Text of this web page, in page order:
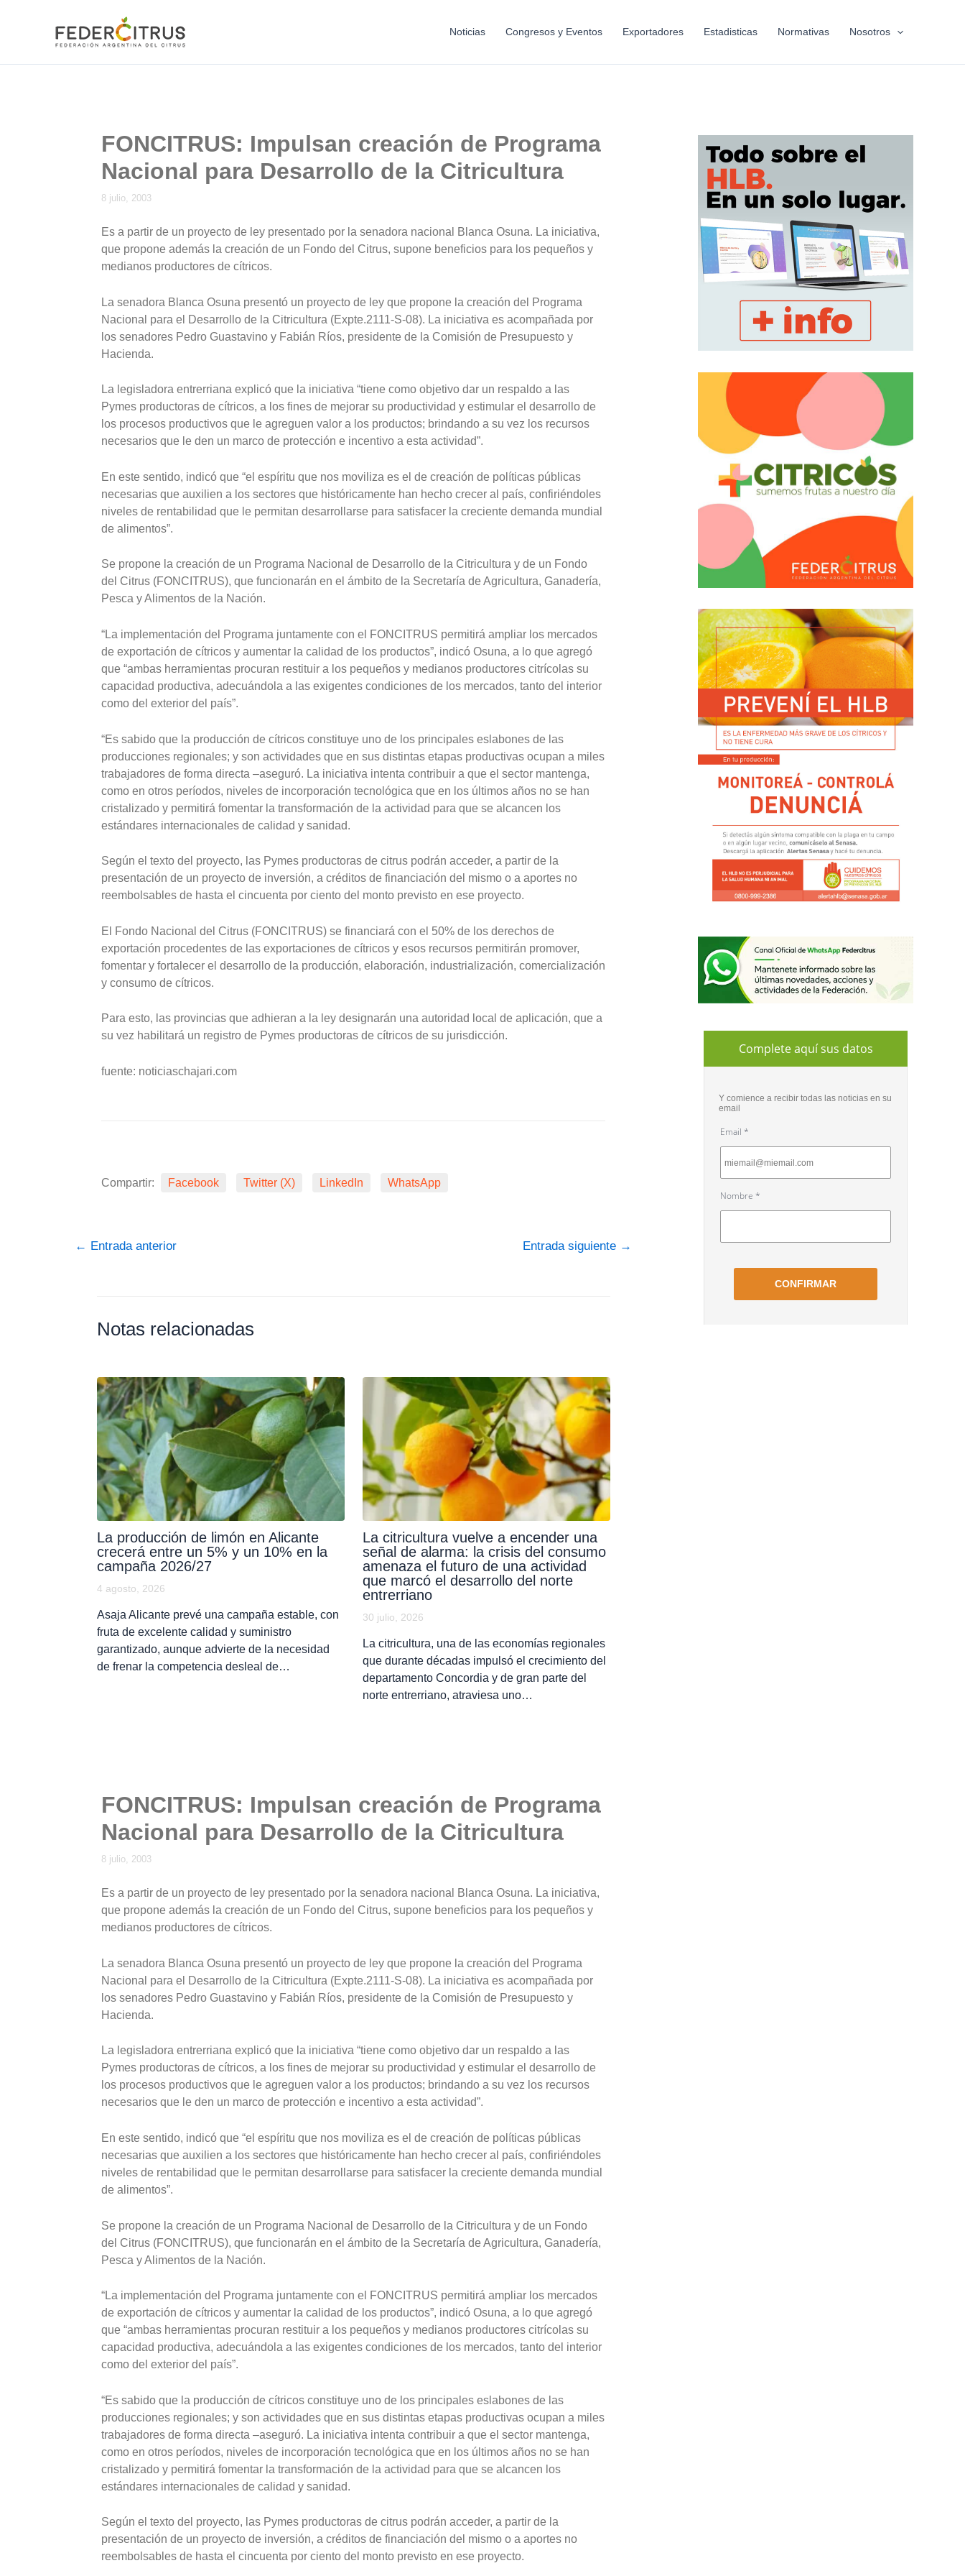
Noticias Congresos y Eventos Exportadores Estadisticas Normativas Nosotros
FONCITRUS: Impulsan creación de Programa
Nacional para Desarrollo de la Citricultura
8 julio, 2003
Es a partir de un proyecto de ley presentado por la senadora nacional Blanca Osuna. La iniciativa,
que propone además la creación de un Fondo del Citrus, supone beneficios para los pequeños y
medianos productores de cítricos.
La senadora Blanca Osuna presentó un proyecto de ley que propone la creación del Programa
Nacional para el Desarrollo de la Citricultura (Expte.2111-S-08). La iniciativa es acompañada por
los senadores Pedro Guastavino y Fabián Ríos, presidente de la Comisión de Presupuesto y
Hacienda.
La legisladora entrerriana explicó que la iniciativa “tiene como objetivo dar un respaldo a las
Pymes productoras de cítricos, a los fines de mejorar su productividad y estimular el desarrollo de
los procesos productivos que le agreguen valor a los productos; brindando a su vez los recursos
necesarios que le den un marco de protección e incentivo a esta actividad”.
En este sentido, indicó que “el espíritu que nos moviliza es el de creación de políticas públicas
necesarias que auxilien a los sectores que históricamente han hecho crecer al país, confiriéndoles
niveles de rentabilidad que le permitan desarrollarse para satisfacer la creciente demanda mundial
de alimentos”.
Se propone la creación de un Programa Nacional de Desarrollo de la Citricultura y de un Fondo
del Citrus (FONCITRUS), que funcionarán en el ámbito de la Secretaría de Agricultura, Ganadería,
Pesca y Alimentos de la Nación.
“La implementación del Programa juntamente con el FONCITRUS permitirá ampliar los mercados
de exportación de cítricos y aumentar la calidad de los productos”, indicó Osuna, a lo que agregó
que “ambas herramientas procuran restituir a los pequeños y medianos productores citrícolas su
capacidad productiva, adecuándola a las exigentes condiciones de los mercados, tanto del interior
como del exterior del país”.
“Es sabido que la producción de cítricos constituye uno de los principales eslabones de las
producciones regionales; y son actividades que en sus distintas etapas productivas ocupan a miles
trabajadores de forma directa –aseguró. La iniciativa intenta contribuir a que el sector mantenga,
como en otros períodos, niveles de incorporación tecnológica que en los últimos años no se han
cristalizado y permitirá fomentar la transformación de la actividad para que se alcancen los
estándares internacionales de calidad y sanidad.
Según el texto del proyecto, las Pymes productoras de citrus podrán acceder, a partir de la
presentación de un proyecto de inversión, a créditos de financiación del mismo o a aportes no
reembolsables de hasta el cincuenta por ciento del monto previsto en ese proyecto.
El Fondo Nacional del Citrus (FONCITRUS) se financiará con el 50% de los derechos de
exportación procedentes de las exportaciones de cítricos y esos recursos permitirán promover,
fomentar y fortalecer el desarrollo de la producción, elaboración, industrialización, comercialización
y consumo de cítricos.
Para esto, las provincias que adhieran a la ley designarán una autoridad local de aplicación, que a
su vez habilitará un registro de Pymes productoras de cítricos de su jurisdicción.
fuente: noticiaschajari.com
Compartir: Facebook Twitter (X) LinkedIn WhatsApp
← Entrada anterior Entrada siguiente →
Notas relacionadas
La producción de limón en Alicante
crecerá entre un 5% y un 10% en la
campaña 2026/27
4 agosto, 2026
Asaja Alicante prevé una campaña estable, con
fruta de excelente calidad y suministro
garantizado, aunque advierte de la necesidad
de frenar la competencia desleal de…
La citricultura vuelve a encender una
señal de alarma: la crisis del consumo
amenaza el futuro de una actividad
que marcó el desarrollo del norte
entrerriano
30 julio, 2026
La citricultura, una de las economías regionales
que durante décadas impulsó el crecimiento del
departamento Concordia y de gran parte del
norte entrerriano, atraviesa uno…
FONCITRUS: Impulsan creación de Programa
Nacional para Desarrollo de la Citricultura
8 julio, 2003
Es a partir de un proyecto de ley presentado por la senadora nacional Blanca Osuna. La iniciativa,
que propone además la creación de un Fondo del Citrus, supone beneficios para los pequeños y
medianos productores de cítricos.
La senadora Blanca Osuna presentó un proyecto de ley que propone la creación del Programa
Nacional para el Desarrollo de la Citricultura (Expte.2111-S-08). La iniciativa es acompañada por
los senadores Pedro Guastavino y Fabián Ríos, presidente de la Comisión de Presupuesto y
Hacienda.
La legisladora entrerriana explicó que la iniciativa “tiene como objetivo dar un respaldo a las
Pymes productoras de cítricos, a los fines de mejorar su productividad y estimular el desarrollo de
los procesos productivos que le agreguen valor a los productos; brindando a su vez los recursos
necesarios que le den un marco de protección e incentivo a esta actividad”.
En este sentido, indicó que “el espíritu que nos moviliza es el de creación de políticas públicas
necesarias que auxilien a los sectores que históricamente han hecho crecer al país, confiriéndoles
niveles de rentabilidad que le permitan desarrollarse para satisfacer la creciente demanda mundial
de alimentos”.
Se propone la creación de un Programa Nacional de Desarrollo de la Citricultura y de un Fondo
del Citrus (FONCITRUS), que funcionarán en el ámbito de la Secretaría de Agricultura, Ganadería,
Pesca y Alimentos de la Nación.
“La implementación del Programa juntamente con el FONCITRUS permitirá ampliar los mercados
de exportación de cítricos y aumentar la calidad de los productos”, indicó Osuna, a lo que agregó
que “ambas herramientas procuran restituir a los pequeños y medianos productores citrícolas su
capacidad productiva, adecuándola a las exigentes condiciones de los mercados, tanto del interior
como del exterior del país”.
“Es sabido que la producción de cítricos constituye uno de los principales eslabones de las
producciones regionales; y son actividades que en sus distintas etapas productivas ocupan a miles
trabajadores de forma directa –aseguró. La iniciativa intenta contribuir a que el sector mantenga,
como en otros períodos, niveles de incorporación tecnológica que en los últimos años no se han
cristalizado y permitirá fomentar la transformación de la actividad para que se alcancen los
estándares internacionales de calidad y sanidad.
Según el texto del proyecto, las Pymes productoras de citrus podrán acceder, a partir de la
presentación de un proyecto de inversión, a créditos de financiación del mismo o a aportes no
reembolsables de hasta el cincuenta por ciento del monto previsto en ese proyecto.